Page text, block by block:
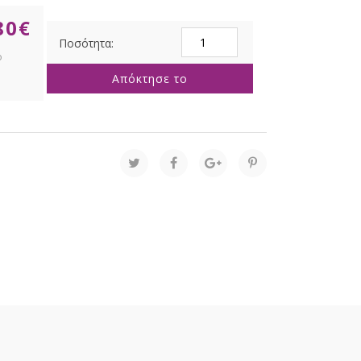
€
ΣΤΕΦΑΝΙ
70ΕΚ
ποσότητα
Απόκτησε το